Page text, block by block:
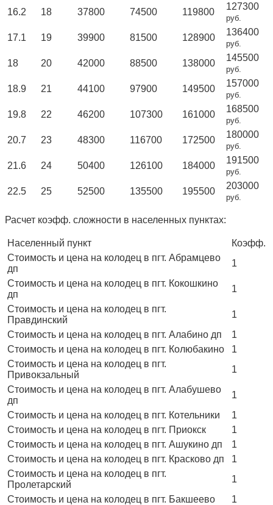
16.2 18 37800 74500 119800
127300
руб.
17.1 19 39900 81500 128900
136400
руб.
18 20 42000 88500 138000
145500
руб.
18.9 21 44100 97900 149500
157000
руб.
19.8 22 46200 107300 161000
168500
руб.
20.7 23 48300 116700 172500
180000
руб.
21.6 24 50400 126100 184000
191500
руб.
22.5 25 52500 135500 195500
203000
руб.
Расчет коэфф. сложности в населенных пунктах:
Населенный пункт
Коэфф.
Стоимость и цена на колодец в пгт. Абрамцево
дп
1
Стоимость и цена на колодец в пгт. Кокошкино
дп
1
Стоимость и цена на колодец в пгт.
Правдинский
1
Стоимость и цена на колодец в пгт. Алабино дп
1
Стоимость и цена на колодец в пгт. Колюбакино
1
Стоимость и цена на колодец в пгт.
Привокзальный
1
Стоимость и цена на колодец в пгт. Алабушево
дп
1
Стоимость и цена на колодец в пгт. Котельники
1
Стоимость и цена на колодец в пгт. Приокск
1
Стоимость и цена на колодец в пгт. Ашукино дп
1
Стоимость и цена на колодец в пгт. Красково дп
1
Стоимость и цена на колодец в пгт.
Пролетарский
1
Стоимость и цена на колодец в пгт. Бакшеево
1